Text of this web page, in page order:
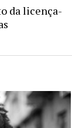
da licença-